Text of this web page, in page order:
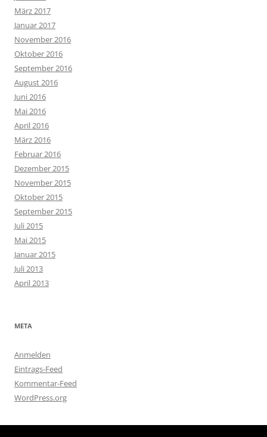
März 2017
Januar 2017
November 2016
Oktober 2016
September 2016
August 2016
Juni 2016
Mai 2016
April 2016
März 2016
Februar 2016
Dezember 2015
November 2015
Oktober 2015
September 2015
Juli 2015
Mai 2015
Januar 2015
Juli 2013
April 2013
META
Anmelden
Eintrags-Feed
Kommentar-Feed
WordPress.org